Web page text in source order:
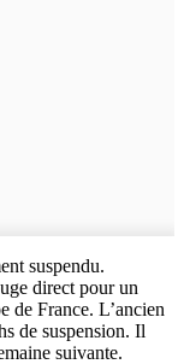
suspendu.
direct pour un
de France. L’ancien
de suspension. Il
suivante.